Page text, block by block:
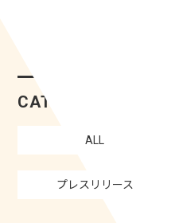
CATEGORY
ALL
プレスリリース